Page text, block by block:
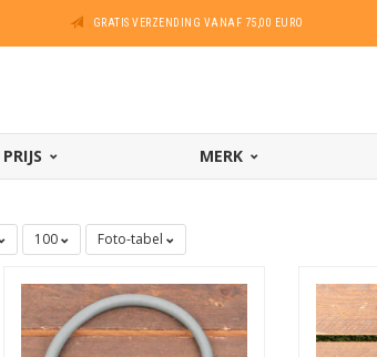
GRATIS VERZENDING VANAF 75,00 EURO
PRIJS MERK
100 Foto-tabel